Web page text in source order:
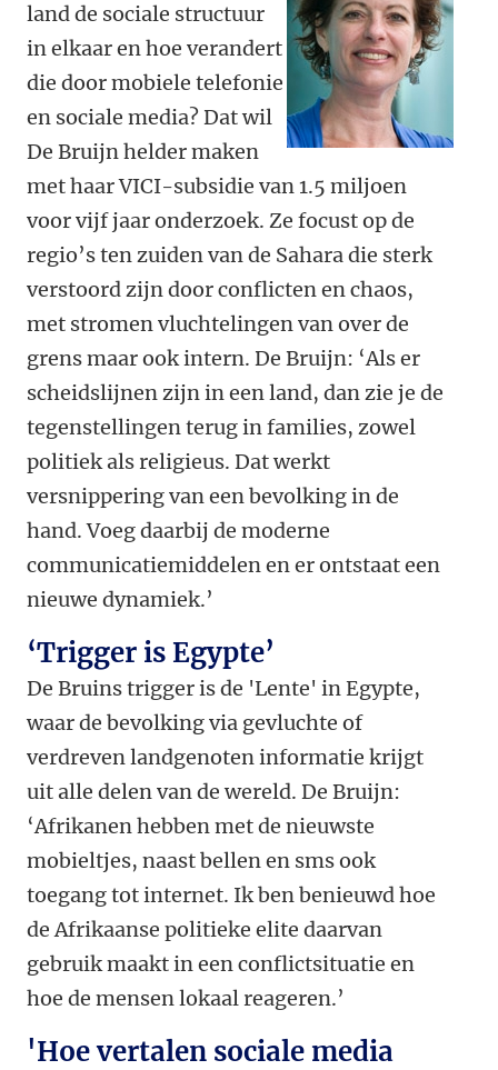
land de sociale structuur
in elkaar en hoe verandert
die door mobiele telefonie
en sociale media? Dat wil
De Bruijn helder maken
met haar VICI-subsidie van 1.5 miljoen
voor vijf jaar onderzoek. Ze focust op de
regio’s ten zuiden van de Sahara die sterk
verstoord zijn door conflicten en chaos,
met stromen vluchtelingen van over de
grens maar ook intern. De Bruijn: ‘Als er
scheidslijnen zijn in een land, dan zie je de
tegenstellingen terug in families, zowel
politiek als religieus. Dat werkt
versnippering van een bevolking in de
hand. Voeg daarbij de moderne
communicatiemiddelen en er ontstaat een
nieuwe dynamiek.’
‘Trigger is Egypte’
De Bruins trigger is de 'Lente' in Egypte,
waar de bevolking via gevluchte of
verdreven landgenoten informatie krijgt
uit alle delen van de wereld. De Bruijn:
‘Afrikanen hebben met de nieuwste
mobieltjes, naast bellen en sms ook
toegang tot internet. Ik ben benieuwd hoe
de Afrikaanse politieke elite daarvan
gebruik maakt in een conflictsituatie en
hoe de mensen lokaal reageren.’
'Hoe vertalen sociale media